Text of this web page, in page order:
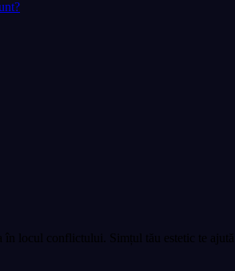
în locul conflictului. Simțul tău estetic te ajută